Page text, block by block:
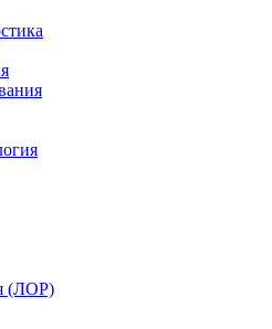
(ЛОР)